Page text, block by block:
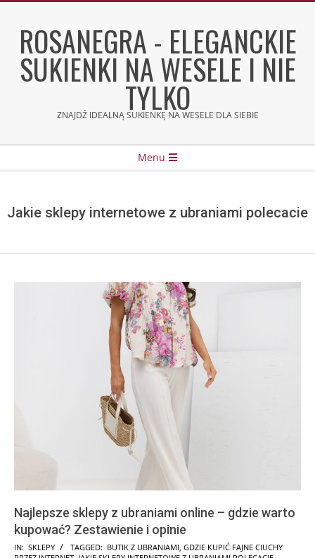
contentROSANEGRA - ELEGANCKIE
SUKIENKI NA WESELE I NIE
TYLKO
ZNAJDŹ IDEALNĄ SUKIENKĘ NA WESELE DLA SIEBIE
Menu
Jakie sklepy internetowe z ubraniami polecacie
Najlepsze sklepy z ubraniami online – gdzie warto
kupować? Zestawienie i opinie
2026-
IN: SKLEPY TAGGED: BUTIK Z UBRANIAMI GDZIE KUPIĆ FAJNE CIUCHY